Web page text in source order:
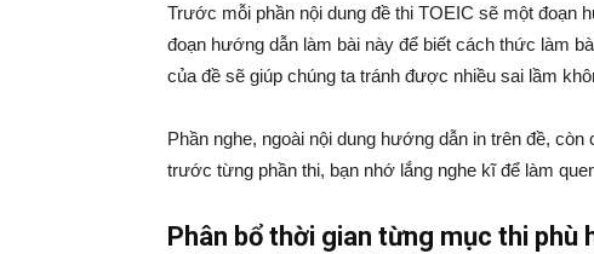
Trước mỗi phần nội dung đề thi TOEIC sẽ một đoạn
đoạn hướng dẫn làm bài này để biết cách thức làm
của đề sẽ giúp chúng ta tránh được nhiều sai lầm
Phần nghe, ngoài nội dung hướng dẫn in trên đề,
trước từng phần thi, bạn nhớ lắng nghe kĩ để làm
Phân bổ thời gian từng mục thi phù